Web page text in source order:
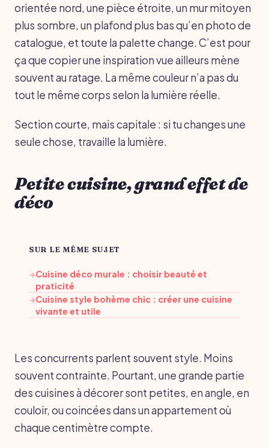
orientée nord, une pièce étroite, un mur mitoyen
plus sombre, un plafond plus bas qu’en photo de
catalogue, et toute la palette change. C’est pour
ça que copier une inspiration vue ailleurs mène
souvent au ratage. La même couleur n’a pas du
tout le même corps selon la lumière réelle.
Section courte, mais capitale : si tu changes une
seule chose, travaille la lumière.
Petite cuisine, grand effet de
déco
SUR LE MÊME SUJET
→Cuisine déco murale : choisir beauté et
praticité
→Cuisine style bohème chic : créer une cuisine
vivante et utile
Les concurrents parlent souvent style. Moins
souvent contrainte. Pourtant, une grande partie
des cuisines à décorer sont petites, en angle, en
couloir, ou coincées dans un appartement où
chaque centimètre compte.